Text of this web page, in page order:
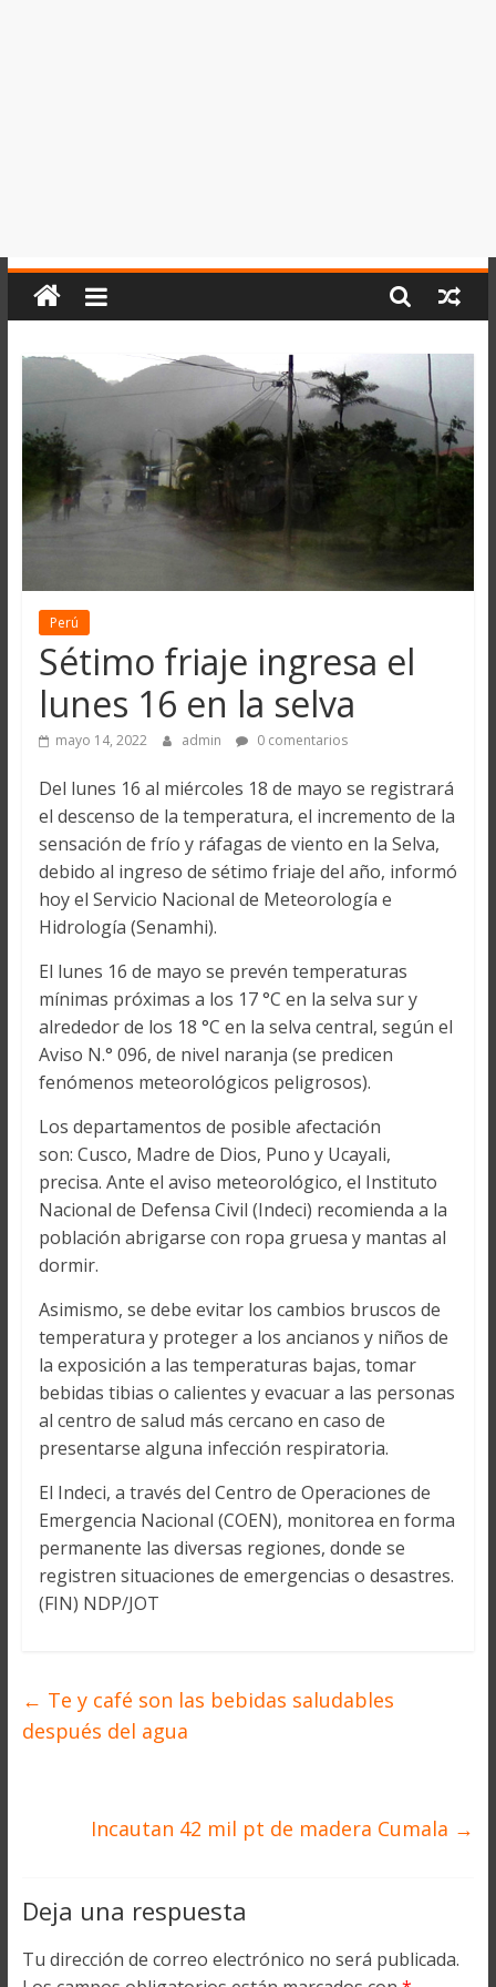
Perú
Sétimo friaje ingresa el
lunes 16 en la selva
mayo 14, 2022 admin 0 comentarios
Del lunes 16 al miércoles 18 de mayo se registrará
el descenso de la temperatura, el incremento de la
sensación de frío y ráfagas de viento en la Selva,
debido al ingreso de sétimo friaje del año, informó
hoy el Servicio Nacional de Meteorología e
Hidrología (Senamhi).
El lunes 16 de mayo se prevén temperaturas
mínimas próximas a los 17 °C en la selva sur y
alrededor de los 18 °C en la selva central, según el
Aviso N.° 096, de nivel naranja (se predicen
fenómenos meteorológicos peligrosos).
Los departamentos de posible afectación
son: Cusco, Madre de Dios, Puno y Ucayali,
precisa. Ante el aviso meteorológico, el Instituto
Nacional de Defensa Civil (Indeci) recomienda a la
población abrigarse con ropa gruesa y mantas al
dormir.
Asimismo, se debe evitar los cambios bruscos de
temperatura y proteger a los ancianos y niños de
la exposición a las temperaturas bajas, tomar
bebidas tibias o calientes y evacuar a las personas
al centro de salud más cercano en caso de
presentarse alguna infección respiratoria.
El Indeci, a través del Centro de Operaciones de
Emergencia Nacional (COEN), monitorea en forma
permanente las diversas regiones, donde se
registren situaciones de emergencias o desastres.
(FIN) NDP/JOT
← Te y café son las bebidas saludables
después del agua
Incautan 42 mil pt de madera Cumala →
Deja una respuesta
Tu dirección de correo electrónico no será publicada.